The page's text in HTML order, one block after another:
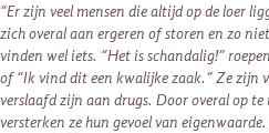
“Er zijn veel mensen die altijd op de loer
zich overal aan ergeren of storen en zo
vinden wel iets. “Het is schandalig!”
of “Ik vind dit een kwalijke zaak.” Ze zijn
verslaafd zijn aan drugs. Door overal op te
versterken ze hun gevoel van